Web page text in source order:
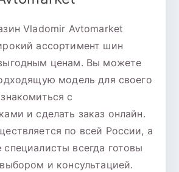
Vladomir Avtomarket
ассортимент шин
ценам. Вы можете
модель для своего
с
и сделать заказ онлайн.
по всей России, а
всегда готовы
и консультацией.